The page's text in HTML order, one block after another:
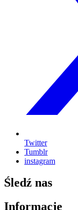
Twitter
Tumblr
instagram
Śledź nas
Informacje